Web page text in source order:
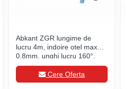
Abkant ZGR lungime de
lucru 4m, indoire otel max
0.8mm, unghi lucru 160°,
1200kg.
Cere Oferta